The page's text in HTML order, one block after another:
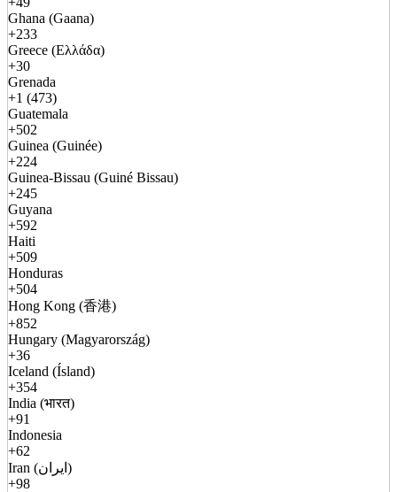
Ghana (Gaana)
+233
Greece (Ελλάδα)
+30
Grenada
+1 (473)
Guatemala
+502
Guinea (Guinée)
+224
Guinea-Bissau (Guiné Bissau)
+245
Guyana
+592
Haiti
+509
Honduras
+504
Hong Kong (香港)
+852
Hungary (Magyarország)
+36
Iceland (Ísland)
+354
India (भारत)
+91
Indonesia
+62
Iran (ایران)
+98